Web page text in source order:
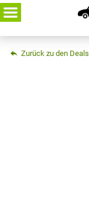
Skip
to
content
Zurück zu den Deals